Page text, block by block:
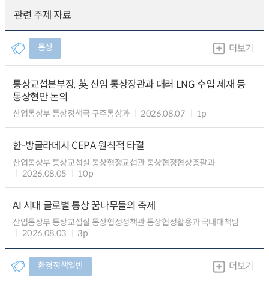
관련 주제 자료
통상 더보기
통상교섭본부장, 英 신임 통상장관과 대러 LNG 수입 제재 등
통상현안 논의
산업통상부 통상정책국 구주통상과 2026.08.07 1p
한-방글라데시 CEPA 원칙적 타결
산업통상부 통상교섭실 통상협정교섭관 통상협정협상총괄과
2026.08.05
10p
AI 시대 글로벌 통상 꿈나무들의 축제
산업통상부 통상교섭실 통상협정정책관 통상협정활용과 국내대책팀
2026.08.03
3p
환경정책일반 더보기